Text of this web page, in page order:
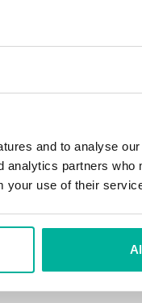
and to analyse
analytics partners who
your use of their
manga e-
inte för att fylla din
din verksamhet
domäner
domän till din